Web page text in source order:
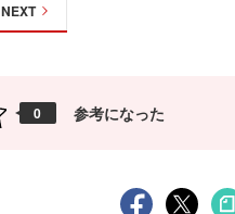
NEXT
0 参考になった